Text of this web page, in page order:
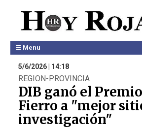
☰ Menu
5/6/2026 | 14:18
REGION-PROVINCIA
DIB ganó el
Fierro a "mejor
investigación"